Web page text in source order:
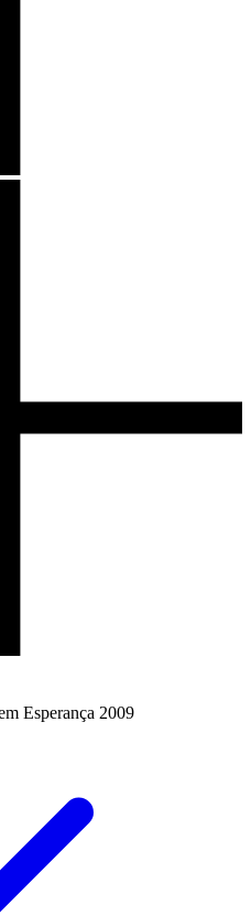
Esperança 2009